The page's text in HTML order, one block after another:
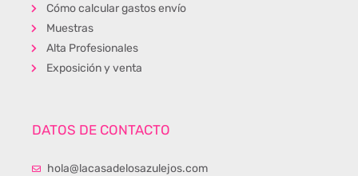
Cómo calcular gastos envío
Muestras
Alta Profesionales
Exposición y venta
DATOS DE CONTACTO
hola@lacasadelosazulejos.com